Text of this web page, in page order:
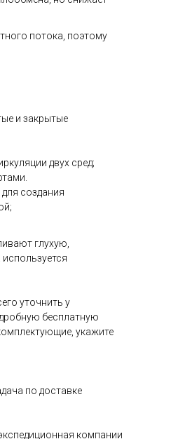
потока, поэтому
и закрытые
двух сред;
создания
глухую,
уточнить у
бесплатную
укажите
по доставке
компании